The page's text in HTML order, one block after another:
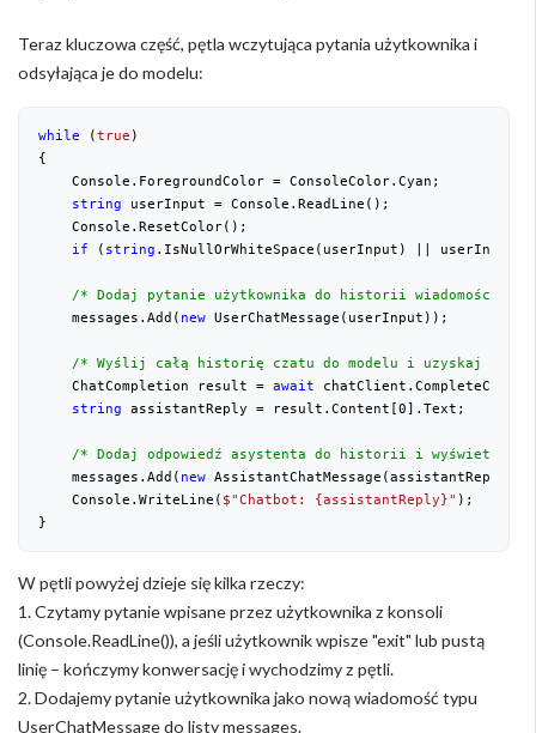
Teraz kluczowa część, pętla wczytująca pytania użytkownika i
odsyłająca je do modelu:
while (true )
{
    Console.ForegroundColor = ConsoleColor.Cyan;
string userInput = Console.ReadLine();
    Console.ResetColor();
if ( string .IsNullOrWhiteSpace(userInput) ||
/* Dodaj pytanie użytkownika do historii wiadomości */
    messages.Add(
new UserChatMessage(userInput));
/* Wyślij całą historię czatu do modelu i uzyskaj
    ChatCompletion result =
await
string assistantReply = result.Content[0].Text;
/* Dodaj odpowiedź asystenta do historii i wyświetl ją
    messages.Add(
new AssistantChatMessage(assistantReply));
    Console.WriteLine(
$"Chatbot: {assistantReply}" );
}
W pętli powyżej dzieje się kilka rzeczy:
1. Czytamy pytanie wpisane przez użytkownika z konsoli
(Console.ReadLine()), a jeśli użytkownik wpisze "exit" lub pustą
linię – kończymy konwersację i wychodzimy z pętli.
2. Dodajemy pytanie użytkownika jako nową wiadomość typu
UserChatMessage do listy messages.